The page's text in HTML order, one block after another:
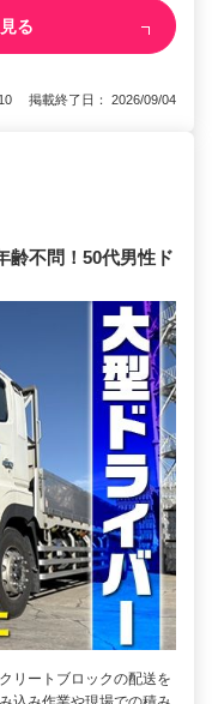
る
掲載終了日： 2026/09/04
齢不問！50代男性ド
リートブロックの配送を